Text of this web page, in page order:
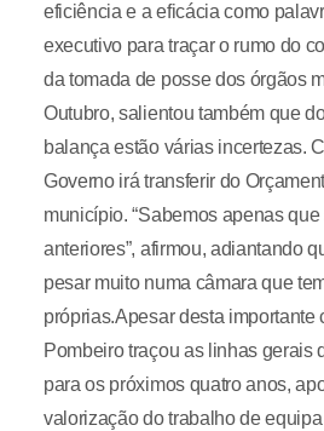
eficiência e a eficácia como
executivo para traçar o rumo do
da tomada de posse dos órgãos
Outubro, salientou também que
balança estão várias incertezas.
Governo irá transferir do
município. “Sabemos apenas
anteriores”, afirmou, adiantando
pesar muito numa câmara que
próprias.Apesar desta importante
Pombeiro traçou as linhas gerais
para os próximos quatro anos,
valorização do trabalho de